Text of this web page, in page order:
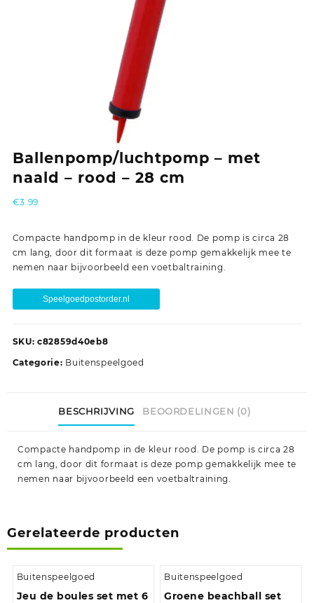
Ballenpomp/luchtpomp – met
naald – rood – 28 cm
€3.99
Compacte handpomp in de kleur rood. De pomp is circa 28
cm lang, door dit formaat is deze pomp gemakkelijk mee te
nemen naar bijvoorbeeld een voetbaltraining.
Speelgoedpostorder.nl
SKU: c82859d40eb8
Categorie: Buitenspeelgoed
BESCHRIJVING BEOORDELINGEN (0)
Compacte handpomp in de kleur rood. De pomp is circa 28
cm lang, door dit formaat is deze pomp gemakkelijk mee te
nemen naar bijvoorbeeld een voetbaltraining.
Gerelateerde producten
Buitenspeelgoed
Jeu de boules set met 6
Buitenspeelgoed
Groene beachball set